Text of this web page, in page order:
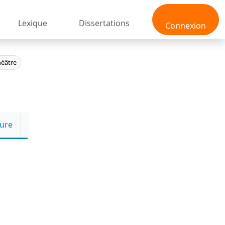
Connexion
Lexique Dissertations